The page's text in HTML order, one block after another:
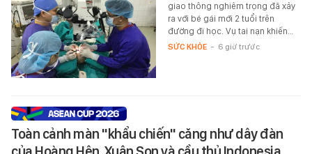
giao thông nghiêm trọng đã xảy
ra với bé gái mới 2 tuổi trên
đường đi học. Vụ tai nạn khiến…
SỨC KHỎE - 6 giờ trước
Toàn cảnh màn "khẩu chiến" căng như dây đàn